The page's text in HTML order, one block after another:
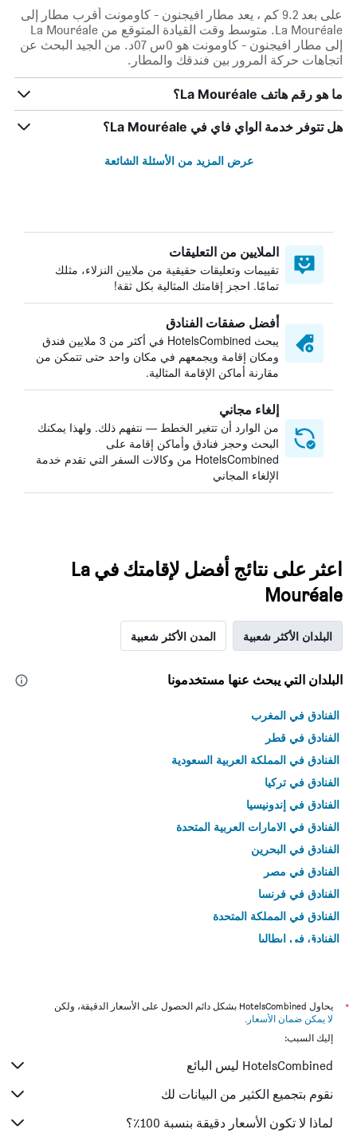
على بعد 9.2 كم ، يعد مطار افيجنون - كاومونت أقرب مطار إلى
La Mouréale. متوسط وقت القيادة المتوقع من La Mouréale
إلى مطار افيجنون - كاومونت هو 0س 07د. من الجيد البحث عن
اتجاهات حركة المرور بين فندقك والمطار.
ما هو رقم هاتف La Mouréale؟
هل تتوفر خدمة الواي فاي في La Mouréale؟
عرض المزيد من الأسئلة الشائعة
الملايين من التعليقات
تقييمات وتعليقات حقيقية من ملايين النزلاء، مثلك
تمامًا. احجز إقامتك المثالية بكل ثقة!
أفضل صفقات الفنادق
يبحث HotelsCombined في أكثر من 3 ملايين فندق
ومكان إقامة ويجمعهم في مكان واحد حتى تتمكن من
مقارنة أماكن الإقامة المثالية.
إلغاء مجاني
من الوارد أن تتغير الخطط — نتفهم ذلك. ولهذا يمكنك
البحث وحجز فنادق وأماكن إقامة على
HotelsCombined من وكالات السفر التي تقدم خدمة
الإلغاء المجاني
اعثر على نتائج أفضل لإقامتك في La
Mouréale
البلدان الأكثر شعبية المدن الأكثر شعبية
البلدان التي يبحث عنها مستخدمونا
الفنادق في المغرب
الفنادق في قطر
الفنادق في المملكة العربية السعودية
الفنادق في تركيا
الفنادق في إندونيسيا
الفنادق في الامارات العربية المتحدة
الفنادق في البحرين
الفنادق في مصر
الفنادق في فرنسا
الفنادق في المملكة المتحدة
الفنادق في إيطاليا
*
يحاول HotelsCombined بشكل دائم الحصول على الأسعار الدقيقة، ولكن
لا يمكن ضمان الأسعار .
إليك السبب:
HotelsCombined ليس البائع
نقوم بتجميع الكثير من البيانات لك
لماذا لا تكون الأسعار دقيقة بنسبة 100٪؟